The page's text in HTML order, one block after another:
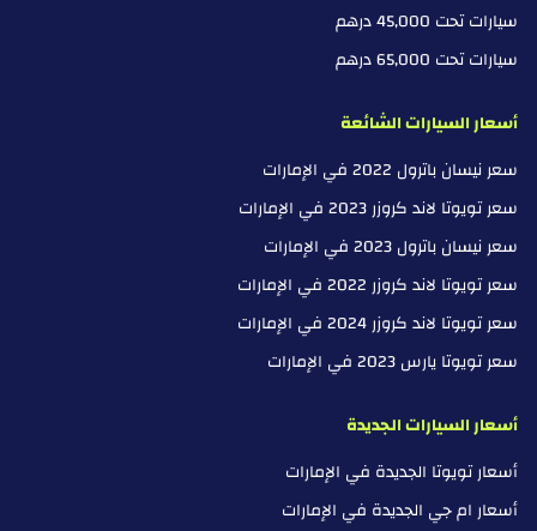
سيارات تحت 45,000 درهم
سيارات تحت 65,000 درهم
أسعار السيارات الشائعة
سعر نيسان باترول 2022 في الإمارات
سعر تويوتا لاند كروزر 2023 في الإمارات
سعر نيسان باترول 2023 في الإمارات
سعر تويوتا لاند كروزر 2022 في الإمارات
سعر تويوتا لاند كروزر 2024 في الإمارات
سعر تويوتا يارس 2023 في الإمارات
أسعار السيارات الجديدة
أسعار تويوتا الجديدة في الإمارات
أسعار ام جي الجديدة في الإمارات